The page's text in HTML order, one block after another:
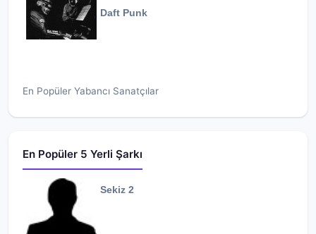
Daft Punk
En Popüler Yabancı Sanatçılar
En Popüler 5 Yerli Şarkı
Sekiz 2